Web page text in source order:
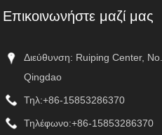
Επικοινωνήστε μαζί μας
Διεύθυνση: Ruiping Center,
Qingdao
Τηλ:+86-15853286370
Τηλέφωνο:+86-15853286370